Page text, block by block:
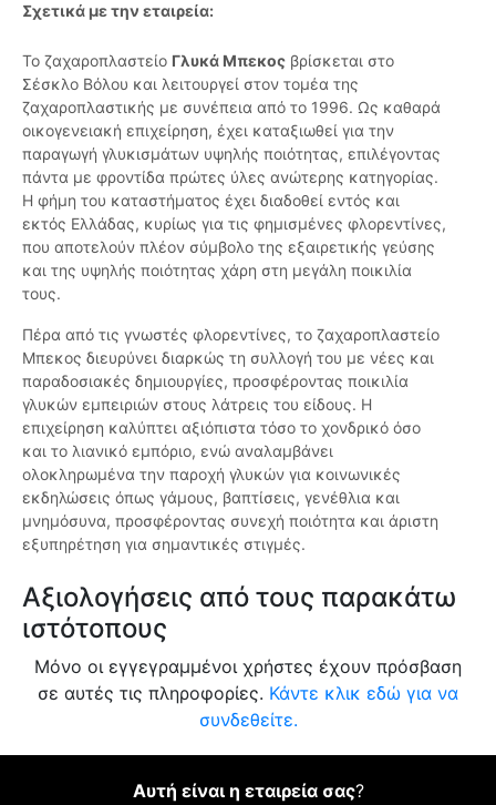
Σχετικά με την εταιρεία:
Το ζαχαροπλαστείο Γλυκά Μπεκος βρίσκεται στο
Σέσκλο Βόλου και λειτουργεί στον τομέα της
ζαχαροπλαστικής με συνέπεια από το 1996. Ως καθαρά
οικογενειακή επιχείρηση, έχει καταξιωθεί για την
παραγωγή γλυκισμάτων υψηλής ποιότητας, επιλέγοντας
πάντα με φροντίδα πρώτες ύλες ανώτερης κατηγορίας.
Η φήμη του καταστήματος έχει διαδοθεί εντός και
εκτός Ελλάδας, κυρίως για τις φημισμένες φλορεντίνες,
που αποτελούν πλέον σύμβολο της εξαιρετικής γεύσης
και της υψηλής ποιότητας χάρη στη μεγάλη ποικιλία
τους.
Πέρα από τις γνωστές φλορεντίνες, το ζαχαροπλαστείο
Μπεκος διευρύνει διαρκώς τη συλλογή του με νέες και
παραδοσιακές δημιουργίες, προσφέροντας ποικιλία
γλυκών εμπειριών στους λάτρεις του είδους. Η
επιχείρηση καλύπτει αξιόπιστα τόσο το χονδρικό όσο
και το λιανικό εμπόριο, ενώ αναλαμβάνει
ολοκληρωμένα την παροχή γλυκών για κοινωνικές
εκδηλώσεις όπως γάμους, βαπτίσεις, γενέθλια και
μνημόσυνα, προσφέροντας συνεχή ποιότητα και άριστη
εξυπηρέτηση για σημαντικές στιγμές.
Αξιολογήσεις από τους παρακάτω
ιστότοπους
Μόνο οι εγγεγραμμένοι χρήστες έχουν πρόσβαση
σε αυτές τις πληροφορίες. Κάντε κλικ εδώ για να
συνδεθείτε.
Αυτή είναι η εταιρεία σας?